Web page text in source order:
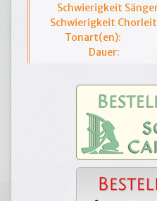
Schwierigkeit
Schwierigkeit
Tonart(en):
Dauer: